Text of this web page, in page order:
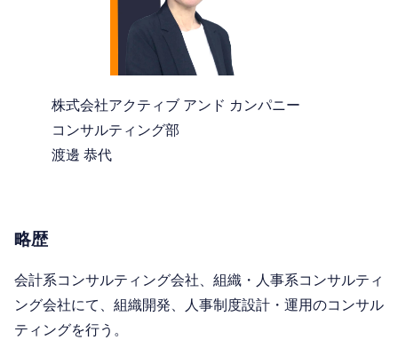
株式会社アクティブ アンド カンパニー
コンサルティング部
渡邊 恭代
略歴
会計系コンサルティング会社、組織・人事系コンサルティ
ング会社にて、組織開発、人事制度設計・運用のコンサル
ティングを行う。